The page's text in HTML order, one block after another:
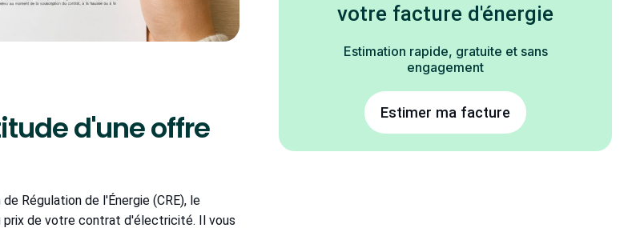
d'une offre
Régulation de l'Énergie (CRE), le
prix de votre contrat d'électricité. Il vous
votre facture d'énergie
Estimation rapide, gratuite et sans
engagement
Estimer ma facture